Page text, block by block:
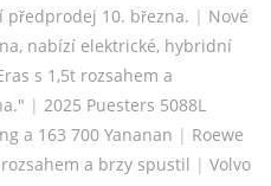
předprodej 10. března. | Nové
nabízí elektrické, hybridní
s 1,5t rozsahem a
| 2025 Puesters 5088L
a 163 700 Yananan | Roewe
a brzy spustil | Volvo